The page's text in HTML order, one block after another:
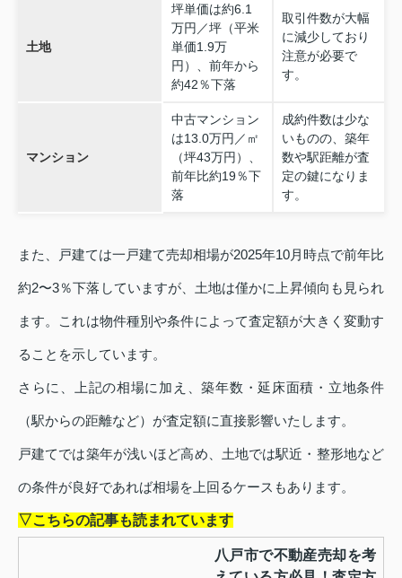
土地
坪単価は約6.1
万円／坪（平米
単価1.9万
円）、前年から
約42％下落
取引件数が大幅
に減少しており
注意が必要で
す。
マンション
中古マンション
は13.0万円／㎡
（坪43万円）、
前年比約19％下
落
成約件数は少な
いものの、築年
数や駅距離が査
定の鍵になりま
す。
また、戸建ては一戸建て売却相場が2025年10月時点で前年比
約2〜3％下落していますが、土地は僅かに上昇傾向も見られ
ます。これは物件種別や条件によって査定額が大きく変動す
ることを示しています。
さらに、上記の相場に加え、築年数・延床面積・立地条件
（駅からの距離など）が査定額に直接影響いたします。
戸建てでは築年が浅いほど高め、土地では駅近・整形地など
の条件が良好であれば相場を上回るケースもあります。
▽こちらの記事も読まれています
八戸市で不動産売却を考